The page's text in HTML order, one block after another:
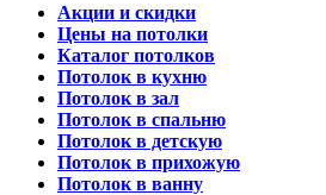
Акции и скидки
Цены на потолки
Каталог потолков
Потолок в кухню
Потолок в зал
Потолок в спальню
Потолок в детскую
Потолок в прихожую
Потолок в ванну